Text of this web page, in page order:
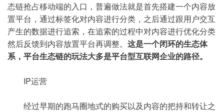
态链抢占移动端的入口，普遍做法就是首先搭建一个内容放
置平台，通过标签化对内容进行分类，之后通过跟用户交互
产生的数据进行追索，在追索的过程中对内容进行优化分类
然后反馈到内容放置平台再调整。 这是一个闭环的生态体
系，平台生态链的玩法大多是平台型互联网企业的路径。
IP运营
经过早期的跑马圈地式的购买以及内容的把持和转让之